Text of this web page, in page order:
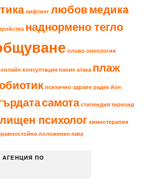
лифтинг любовмедика
наднормено тегло
олово онкология
онлайн консултация паник атака плаж
психично здраве радек йон
самота стипендия тиреоид
психолог химиотерапия
положение язва
ПО